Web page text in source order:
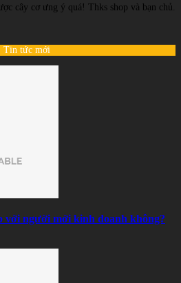
cây cơ ưng ý quá! Thks shop và bạn chủ.
Tin tức mới
với người mới kinh doanh không?